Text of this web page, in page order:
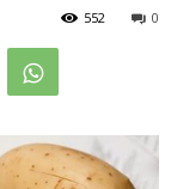
0
552